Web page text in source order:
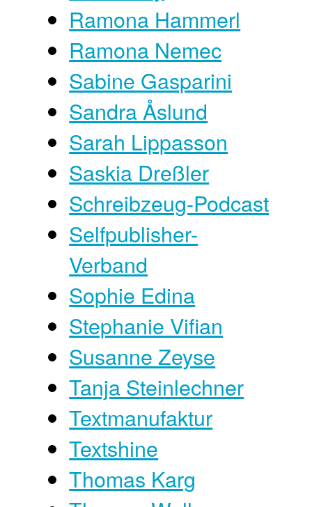
Ramona Hammerl
Ramona Nemec
Sabine Gasparini
Sandra Åslund
Sarah Lippasson
Saskia Dreßler
Schreibzeug-Podcast
Selfpublisher-
Verband
Sophie Edina
Stephanie Vifian
Susanne Zeyse
Tanja Steinlechner
Textmanufaktur
Textshine
Thomas Karg